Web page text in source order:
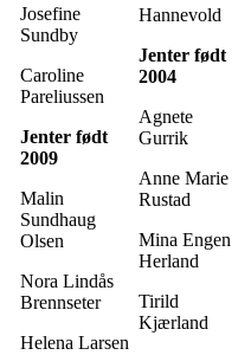
Josefine
Sundby
Caroline
Pareliussen
Jenter født
2009
Malin
Sundhaug
Olsen
Nora Lindås
Brennseter
Helena Larsen
Hannevold
Jenter født
2004
Agnete
Gurrik
Anne Marie
Rustad
Mina Engen
Herland
Tirild
Kjærland